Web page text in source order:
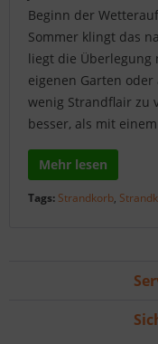
Beginn der
Sommer klingt das
liegt die Überlegung
eigenen Garten
wenig Strandflair zu
besser, als mit
Mehr lesen
Tags: Strandkorb,